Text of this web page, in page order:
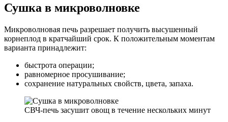
Сушка в микроволновке
Микроволновая печь разрешает получить высушенный
корнеплод в кратчайший срок. К положительным моментам
варианта принадлежит:
быстрота операции;
равномерное просушивание;
сохранение натуральных свойств, цвета, запаха.
СВЧ-печь засушит овощ в течение нескольких минут